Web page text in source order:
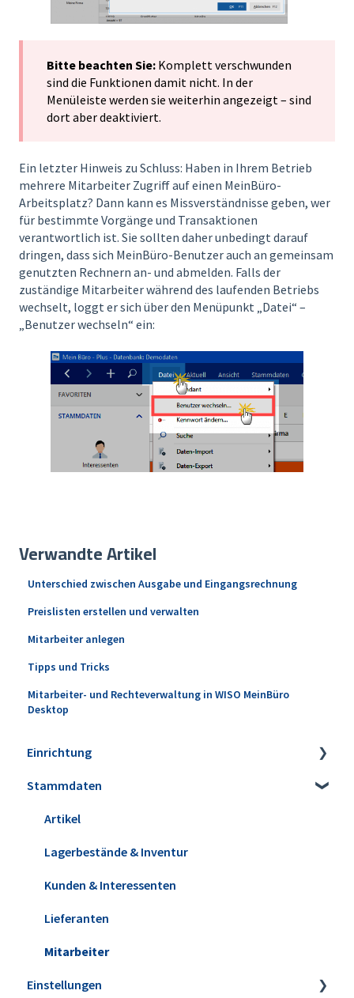
Bitte beachten Sie: Komplett verschwunden
sind die Funktionen damit nicht. In der
Menüleiste werden sie weiterhin angezeigt – sind
dort aber deaktiviert.
Ein letzter Hinweis zu Schluss: Haben in Ihrem Betrieb
mehrere Mitarbeiter Zugriff auf einen MeinBüro-
Arbeitsplatz? Dann kann es Missverständnisse geben, wer
für bestimmte Vorgänge und Transaktionen
verantwortlich ist. Sie sollten daher unbedingt darauf
dringen, dass sich MeinBüro-Benutzer auch an gemeinsam
genutzten Rechnern an- und abmelden. Falls der
zuständige Mitarbeiter während des laufenden Betriebs
wechselt, loggt er sich über den Menüpunkt „Datei“ –
„Benutzer wechseln“ ein:
Verwandte Artikel
Unterschied zwischen Ausgabe und Eingangsrechnung
Preislisten erstellen und verwalten
Mitarbeiter anlegen
Tipps und Tricks
Mitarbeiter- und Rechteverwaltung in WISO MeinBüro
Desktop
Einrichtung
Installation
Erweiterungen
Datensicherung
Update installieren
Versionshistorie
WISO MeinBüro Desktop Cloud
Office
Stammdaten
Artikel
Lagerbestände & Inventur
Kunden & Interessenten
Lieferanten
Mitarbeiter
Einstellungen